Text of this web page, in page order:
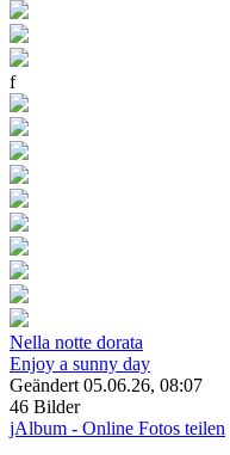
f
Nella notte dorata
Enjoy a sunny day
Geändert 05.06.26, 08:07
46 Bilder
jAlbum - Online Fotos teilen